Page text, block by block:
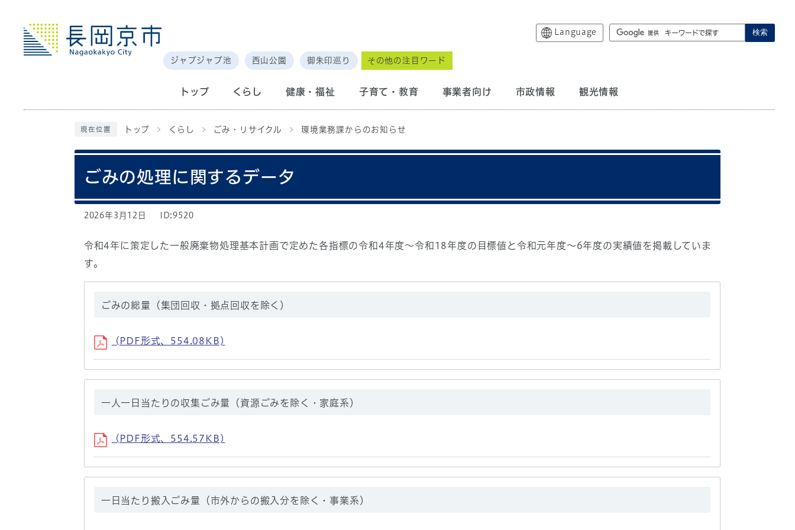
Language 検索
ジャブジャブ池 西山公園 御朱印巡り その他の注目ワード
トップ くらし 健康・福祉 子育て・教育 事業者向け 市政情報 観光情報
現在位置 トップ くらし ごみ・リサイクル 環境業務課からのお知らせ
ごみの処理に関するデータ
2026年3月12日 ID:9520
令和4年に策定した一般廃棄物処理基本計画で定めた各指標の令和4年度～令和18年度の目標値と令和元年度〜6年度の実績値を掲載していま
す。
ごみの総量（集団回収・拠点回収を除く）
(PDF形式、554.08KB)
一人一日当たりの収集ごみ量（資源ごみを除く・家庭系）
(PDF形式、554.57KB)
一日当たり搬入ごみ量（市外からの搬入分を除く・事業系）